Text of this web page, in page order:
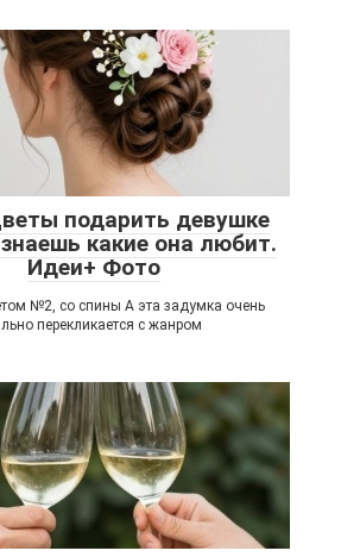
подарить девушке
какие она любит.
Идеи+ Фото
№2, со спины А эта задумка очень
перекликается с жанром